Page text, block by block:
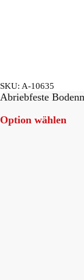
SKU: A-10635
Abriebfeste
Option wählen